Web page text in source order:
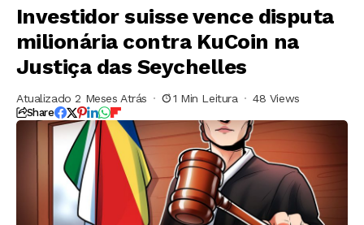
Investidor suisse vence disputa
milionária contra KuCoin na
Justiça das Seychelles
Atualizado 2 Meses Atrás 1 Min Leitura 48 Views
Share